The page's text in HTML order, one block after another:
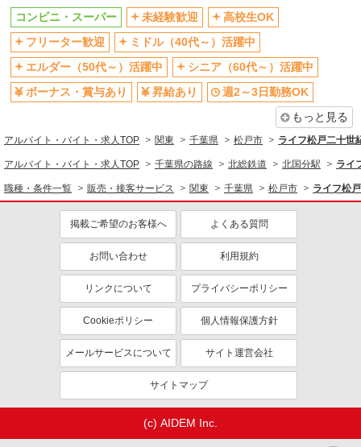
キープ 詳細を見る
アルバイト パート
サミットストア 松戸新田店
スーパー店内青果スタッフ
（22時以降の勤務がある場合）
■サミットストア 松戸新田店 千葉県松戸市
松戸新田245-1
キープ 詳細を見る
サミットストア 松戸新田店
スーパー店内総菜スタッフ
時給1140円 ★22時以降は平日時給の3割増！
（22時以降の勤務がある場合）
■サミットストア 松戸新田店 千葉県松戸市
松戸新田245-1
サミットストア テラスモール松戸店
未経験歓迎
高校生OK
ミドル（40代～）活躍中
ボーナス・賞与あり
週2～3日勤務OK
扶養内勤務OK
交通費支給
コンビニ・スーパー 未経験歓迎
高校生OK
フリーター歓迎
ミドル（40代～）活躍中
エルダー（50代～）活躍中
シニア（60代～）活躍中
ボーナス・賞与あり
昇給あり
週2～3日勤務OK
もっと見る
アルバイト・バイト・求人TOP 関東 千葉県 松戸市 ライフ松戸二十世
アルバイト・バイト・求人TOP 千葉県の路線 北総鉄道 北国分駅 ライ
職種・条件一覧 販売・接客サービス 関東 千葉県 松戸市 ライフ松
掲載ご希望のお客様へ よくある質問
お問い合わせ 利用規約
リンクについて プライバシーポリシー
Cookieポリシー 個人情報保護方針
メールサービスについて サイト運営会社
サイトマップ
(c) AIDEM Inc.